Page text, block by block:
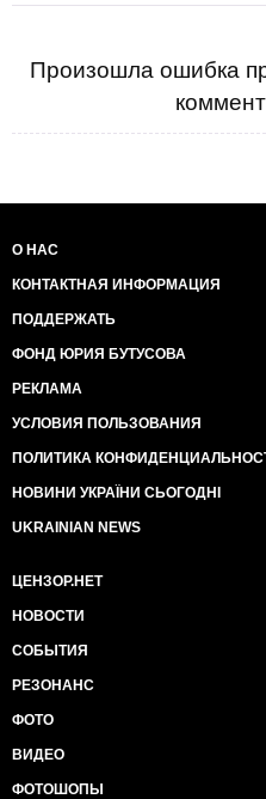
Произошла ошибка
О НАС
КОНТАКТНАЯ ИНФОРМАЦИЯ
ПОДДЕРЖАТЬ
ФОНД ЮРИЯ БУТУСОВА
РЕКЛАМА
УСЛОВИЯ ПОЛЬЗОВАНИЯ
ПОЛИТИКА
НОВИНИ УКРАЇНИ СЬОГОДНІ
UKRAINIAN NEWS
ЦЕНЗОР.НЕТ
НОВОСТИ
СОБЫТИЯ
РЕЗОНАНС
ФОТО
ВИДЕО
ФОТОШОПЫ